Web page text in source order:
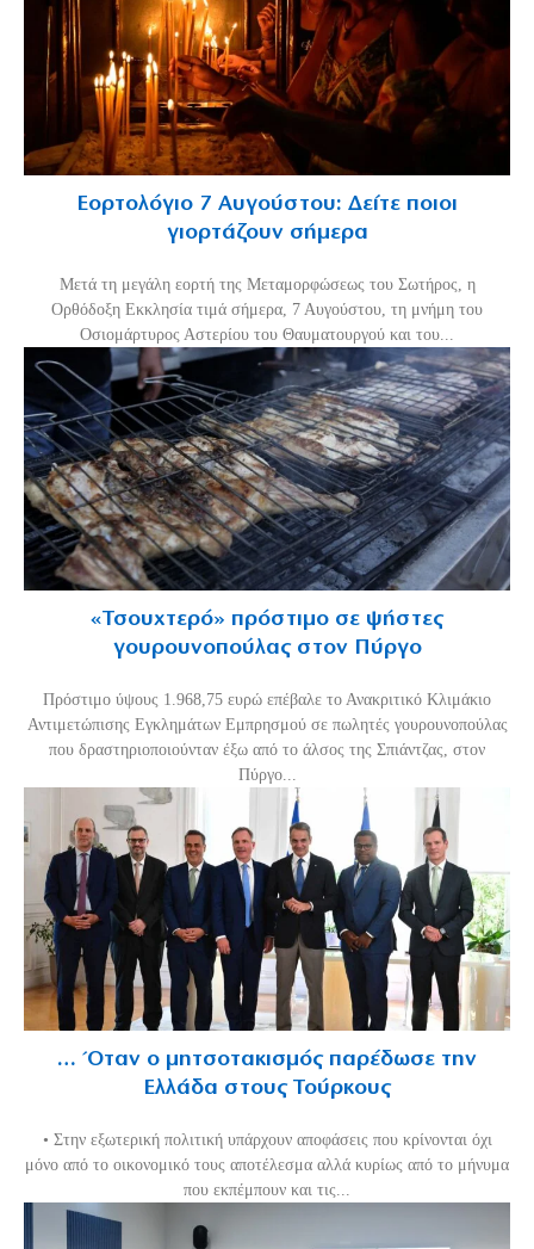
Εορτολόγιο 7 Αυγούστου: Δείτε ποιοι
γιορτάζουν σήμερα
Μετά τη μεγάλη εορτή της Μεταμορφώσεως του Σωτήρος, η
Ορθόδοξη Εκκλησία τιμά σήμερα, 7 Αυγούστου, τη μνήμη του
Οσιομάρτυρος Αστερίου του Θαυματουργού και του...
«Τσουχτερό» πρόστιμο σε ψήστες
γουρουνοπούλας στον Πύργο
Πρόστιμο ύψους 1.968,75 ευρώ επέβαλε το Ανακριτικό Κλιμάκιο
Αντιμετώπισης Εγκλημάτων Εμπρησμού σε πωλητές γουρουνοπούλας
που δραστηριοποιούνταν έξω από το άλσος της Σπιάντζας, στον
Πύργο...
… Όταν ο μητσοτακισμός παρέδωσε την
Ελλάδα στους Τούρκους
• Στην εξωτερική πολιτική υπάρχουν αποφάσεις που κρίνονται όχι
μόνο από το οικονομικό τους αποτέλεσμα αλλά κυρίως από το μήνυμα
που εκπέμπουν και τις...